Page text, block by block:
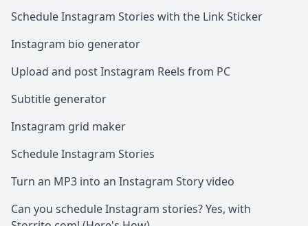
Schedule Instagram Stories with the Link Sticker
Instagram bio generator
Upload and post Instagram Reels from PC
Subtitle generator
Instagram grid maker
Schedule Instagram Stories
Turn an MP3 into an Instagram Story video
Can you schedule Instagram stories? Yes, with